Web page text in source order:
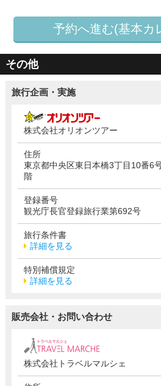
予約へ進む(基本カ
その他
旅行企画・実施
株式会社オリオンツアー
住所
東京都中央区東日本橋3丁目10番6
階
登録番号
観光庁長官登録旅行業第692号
旅行条件書
詳細を見る
特別補償規定
詳細を見る
販売会社・お問い合わせ
株式会社トラベルマルシェ